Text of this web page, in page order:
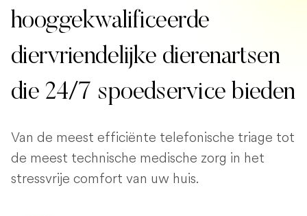
hooggekwalificeerde
diervriendelijke dierenartsen
die 24/7 spoedservice bieden
Van de meest efficiënte telefonische triage tot
de meest technische medische zorg in het
stressvrije comfort van uw huis.